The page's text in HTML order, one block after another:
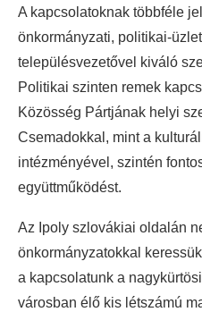
A kapcsolatoknak többféle
önkormányzati, politikai-
településvezetővel kiváló
Politikai szinten remek
Közösség Pártjának helyi
Csemadokkal, mint a
intézményével, szintén
együttműködést.
Az Ipoly szlovákiai oldalán
önkormányzatokkal
a kapcsolatunk a
városban élő kis létszámú